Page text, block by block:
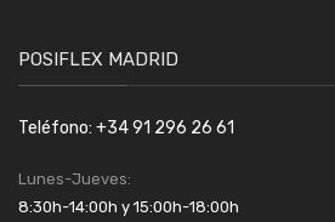
POSIFLEX MADRID
Teléfono: +34 91 296 26 61
Lunes-Jueves:
8:30h-14:00h y 15:00h-18:00h